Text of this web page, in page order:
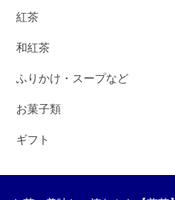
紅茶
和紅茶
ふりかけ・スープなど
お菓子類
ギフト